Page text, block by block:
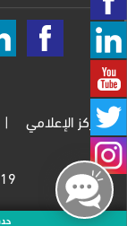
المركز الإعلامي